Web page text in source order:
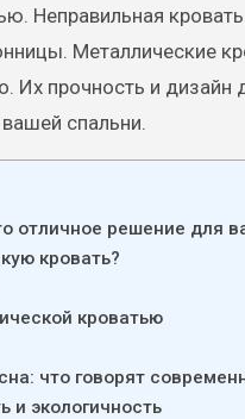
Неправильная
Металлические
Их прочность и
спальни.
отличное решение для
кровать?
кроватью
что говорят
и экологичность